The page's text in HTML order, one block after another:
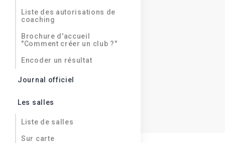
Liste des autorisations de
coaching
Brochure d'accueil
"Comment créer un club ?"
Encoder un résultat
Journal officiel
Les salles
Liste de salles
Sur carte